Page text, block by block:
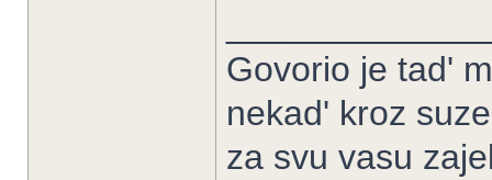
Govorio je tad'
nekad' kroz
za svu vasu